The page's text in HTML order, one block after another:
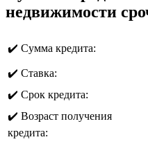
недвижимости
✔️ Сумма кредита:
✔️ Ставка:
✔️ Срок кредита:
✔️ Возраст получения
кредита: